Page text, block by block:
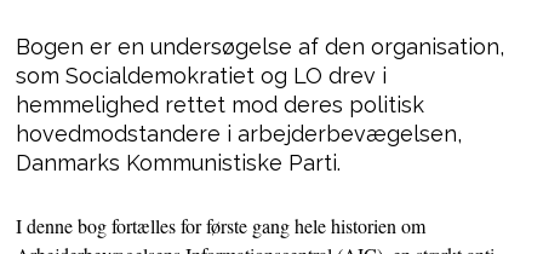
Bogen er enundersøgelse af denorganisation,
somSocialdemokratiet og LO drev i
hemmelighed rettet mod deres politisk
hovedmodstandere iarbejderbevægelsen,
Danmarks Kommunistiske Parti.
I denne bog fortælles for første gang hele historien om